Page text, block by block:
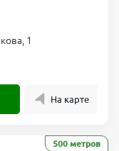
1
На карте
500 метров